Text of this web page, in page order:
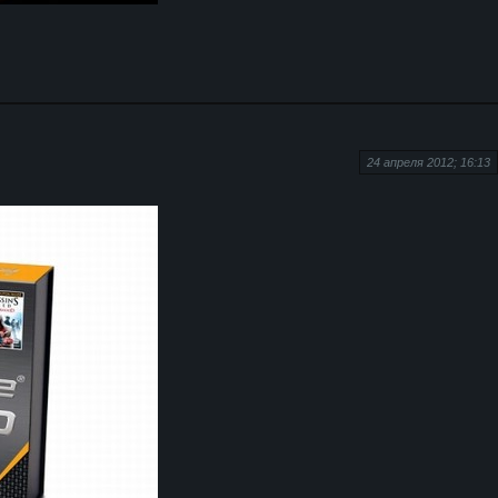
24 апреля 2012; 16:13